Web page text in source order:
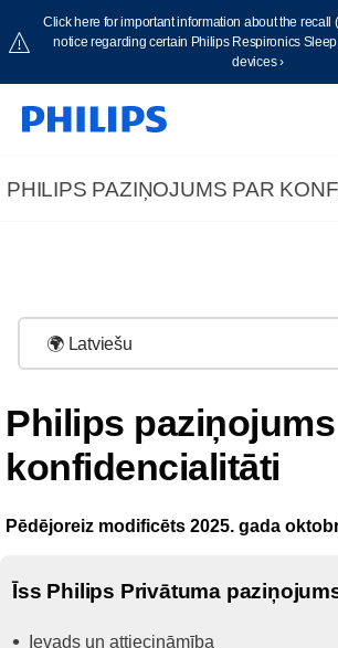
Click here for important information about the recall
notice regarding certain Philips Respironics
devices ›
PHILIPS PAZIŅOJUMS PAR
Philips
konfidencialitāti
Pēdējoreiz modificēts 2025. gada
Īss Philips Privātuma
Ievads un attiecināmība